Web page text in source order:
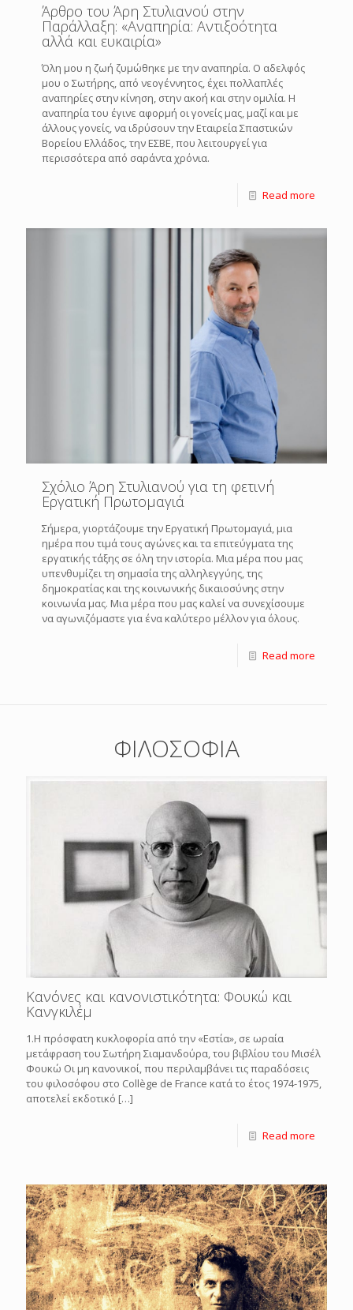
Άρθρο του Άρη Στυλιανού στην
Παράλλαξη: «Αναπηρία: Αντιξοότητα
αλλά και ευκαιρία»
Όλη μου η ζωή ζυμώθηκε με την αναπηρία. Ο αδελφός
μου ο Σωτήρης, από νεογέννητος, έχει πολλαπλές
αναπηρίες στην κίνηση, στην ακοή και στην ομιλία. Η
αναπηρία του έγινε αφορμή οι γονείς μας, μαζί και με
άλλους γονείς, να ιδρύσουν την Εταιρεία Σπαστικών
Βορείου Ελλάδος, την ΕΣΒΕ, που λειτουργεί για
περισσότερα από σαράντα χρόνια.
Read more
Σχόλιο Άρη Στυλιανού για τη φετινή
Εργατική Πρωτομαγιά
Σήμερα, γιορτάζουμε την Εργατική Πρωτομαγιά, μια
ημέρα που τιμά τους αγώνες και τα επιτεύγματα της
εργατικής τάξης σε όλη την ιστορία. Μια μέρα που μας
υπενθυμίζει τη σημασία της αλληλεγγύης, της
δημοκρατίας και της κοινωνικής δικαιοσύνης στην
κοινωνία μας. Μια μέρα που μας καλεί να συνεχίσουμε
να αγωνιζόμαστε για ένα καλύτερο μέλλον για όλους.
Read more
ΦΙΛΟΣΟΦΙΑ
Κανόνες και κανονιστικότητα: Φουκώ και
Κανγκιλέμ
1.Η πρόσφατη κυκλοφορία από την «Εστία», σε ωραία
μετάφραση του Σωτήρη Σιαμανδούρα, του βιβλίου του Μισέλ
Φουκώ Οι μη κανονικοί, που περιλαμβάνει τις παραδόσεις
του φιλοσόφου στο Collège de France κατά το έτος 1974-1975,
αποτελεί εκδοτικό […]
Read more